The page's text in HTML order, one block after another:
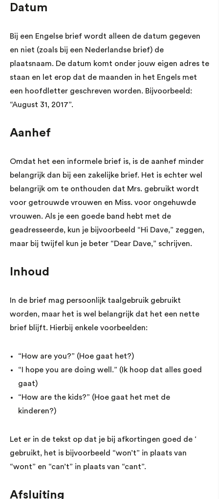
Datum
Bij een Engelse brief wordt alleen de datum gegeven
en niet (zoals bij een Nederlandse brief) de
plaatsnaam. De datum komt onder jouw eigen adres te
staan en let erop dat de maanden in het Engels met
een hoofdletter geschreven worden. Bijvoorbeeld:
“August 31, 2017”.
Aanhef
Omdat het een informele brief is, is de aanhef minder
belangrijk dan bij een zakelijke brief. Het is echter wel
belangrijk om te onthouden dat Mrs. gebruikt wordt
voor getrouwde vrouwen en Miss. voor ongehuwde
vrouwen. Als je een goede band hebt met de
geadresseerde, kun je bijvoorbeeld “Hi Dave,” zeggen,
maar bij twijfel kun je beter “Dear Dave,” schrijven.
Inhoud
In de brief mag persoonlijk taalgebruik gebruikt
worden, maar het is wel belangrijk dat het een nette
brief blijft. Hierbij enkele voorbeelden:
“How are you?” (Hoe gaat het?)
“I hope you are doing well.” (Ik hoop dat alles goed
gaat)
“How are the kids?” (Hoe gaat het met de
kinderen?)
Let er in de tekst op dat je bij afkortingen goed de ‘
gebruikt, het is bijvoorbeeld “won’t” in plaats van
“wont” en “can’t” in plaats van “cant”.
Afsluiting